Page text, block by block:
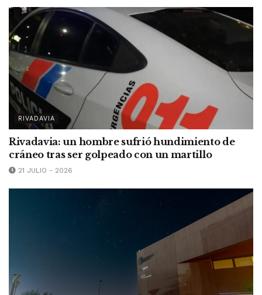
RIVADAVIA
Rivadavia: un hombre sufrió hundimiento de
cráneo tras ser golpeado con un martillo
21 JULIO - 2026